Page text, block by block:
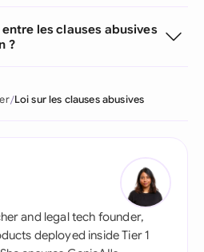
les clauses abusives
?
Loi sur les clauses abusives
and legal tech founder,
deployed inside Tier 1